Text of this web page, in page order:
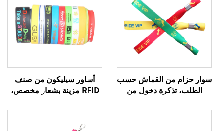
سوار حزام من القماش حسب
الطلب، تذكرة دخول من
يدوية منسوجة، سوار حريري
أساور سيليكون من صنف
RFID مزينة بشعار مخصص،
أساور مطاطية زينة